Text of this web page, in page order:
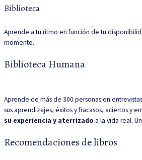
Biblioteca
Aprende a tu ritmo en función de tu
momento.
Biblioteca Humana
Aprende de más de 300 personas en
sus aprendizajes, éxitos y fracasos, aciertos y
su experiencia y aterrizado a la vida real.
Recomendaciones de libros